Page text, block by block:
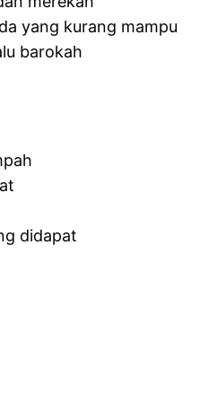
yang kurang mampu
barokah
didapat